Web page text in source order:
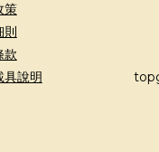
策
則
款
具說明